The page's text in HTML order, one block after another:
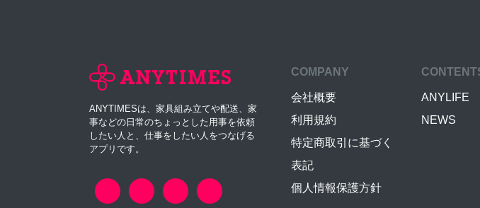
ANYTIMESは、家具組み立てや配送、家
事などの日常のちょっとした用事を依頼
したい人と、仕事をしたい人をつなげる
アプリです。
COMPANY
会社概要
利用規約
特定商取引に基づく
表記
個人情報保護方針
ANYLIFE
NEWS